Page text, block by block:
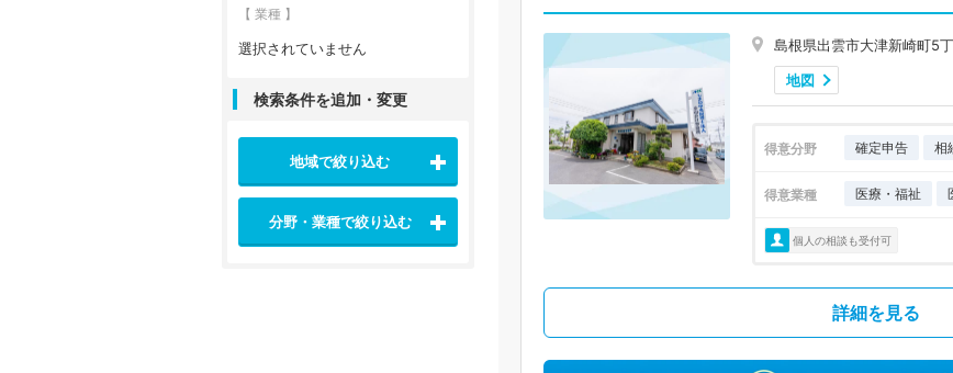
島根県出雲市大津新崎町5
地図
得意分野 確定申告 相
得意業種 医療・福祉
個人の相談も受付可
詳細を見る
【 業種 】
選択されていません
検索条件を追加・変更
地域で絞り込む
分野・業種で絞り込む